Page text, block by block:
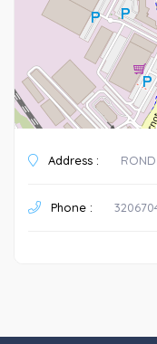
Address :
Phone :